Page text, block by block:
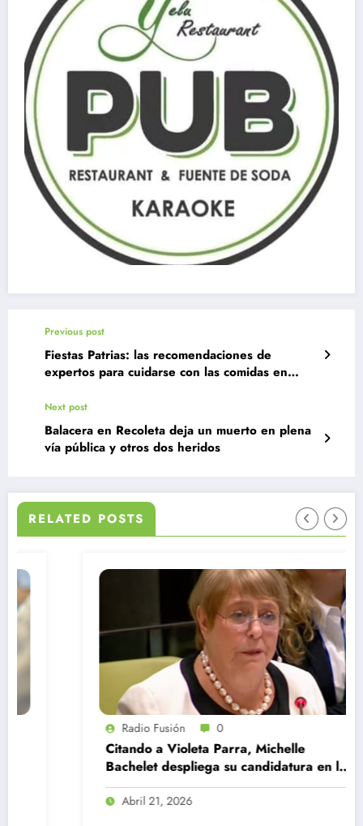
Previous post
Fiestas Patrias: las recomendaciones de
expertos para cuidarse con las comidas en
Next post
Balacera en Recoleta deja un muerto en plena
vía pública y otros dos heridos
RELATED POSTS
Radio Fusión 0
Citando a Violeta Parra, Michelle
Bachelet despliega su candidatura en la
Abril 21, 2026